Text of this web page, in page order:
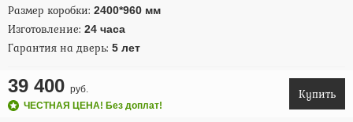
Размер коробки: 2400*960 мм
Изготовление: 24 часа
Гарантия на дверь: 5 лет
39 400 руб.
ЧЕСТНАЯ ЦЕНА! Без доплат!
Купить